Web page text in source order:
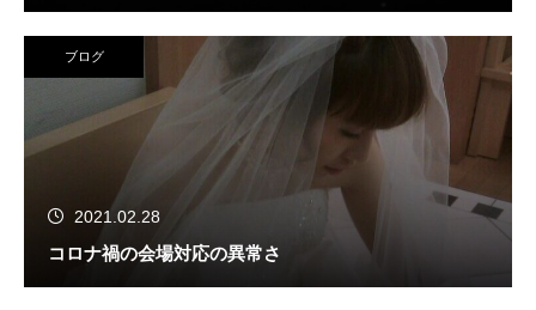
ブログ
2021.02.28
コロナ禍の会場対応の異常さ